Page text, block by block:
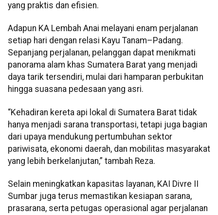
yang praktis dan efisien.
Adapun KA Lembah Anai melayani enam perjalanan
setiap hari dengan relasi Kayu Tanam–Padang.
Sepanjang perjalanan, pelanggan dapat menikmati
panorama alam khas Sumatera Barat yang menjadi
daya tarik tersendiri, mulai dari hamparan perbukitan
hingga suasana pedesaan yang asri.
“Kehadiran kereta api lokal di Sumatera Barat tidak
hanya menjadi sarana transportasi, tetapi juga bagian
dari upaya mendukung pertumbuhan sektor
pariwisata, ekonomi daerah, dan mobilitas masyarakat
yang lebih berkelanjutan,” tambah Reza.
Selain meningkatkan kapasitas layanan, KAI Divre II
Sumbar juga terus memastikan kesiapan sarana,
prasarana, serta petugas operasional agar perjalanan